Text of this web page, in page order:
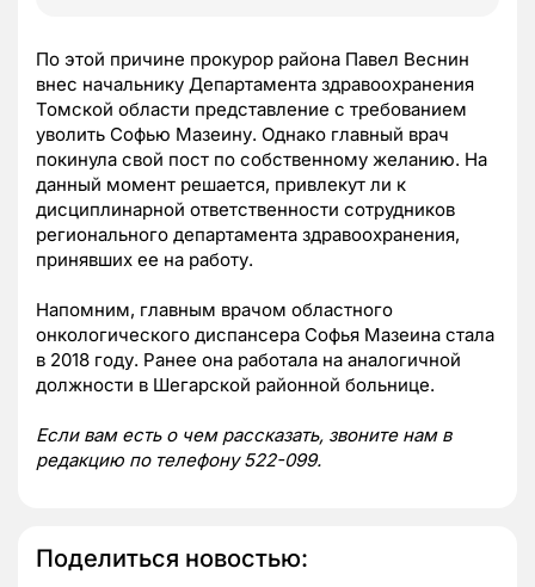
По этой причине прокурор района Павел Веснин
внес начальнику Департамента здравоохранения
Томской области представление с требованием
уволить Софью Мазеину. Однако главный врач
покинула свой пост по собственному желанию. На
данный момент решается, привлекут ли к
дисциплинарной ответственности сотрудников
регионального департамента здравоохранения,
принявших ее на работу.
Напомним, главным врачом областного
онкологического диспансера Софья Мазеина стала
в 2018 году. Ранее она работала на аналогичной
должности в Шегарской районной больнице.
Если вам есть о чем рассказать, звоните нам в
редакцию по телефону 522-099.
Поделиться новостью: